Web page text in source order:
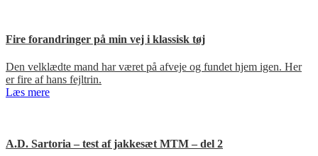
Fire forandringer på min vej i klassisk tøj
Den velklædte mand har været på afveje og fundet hjem igen. Her
er fire af hans fejltrin.
Læs mere
A.D. Sartoria – test af jakkesæt MTM – del 2